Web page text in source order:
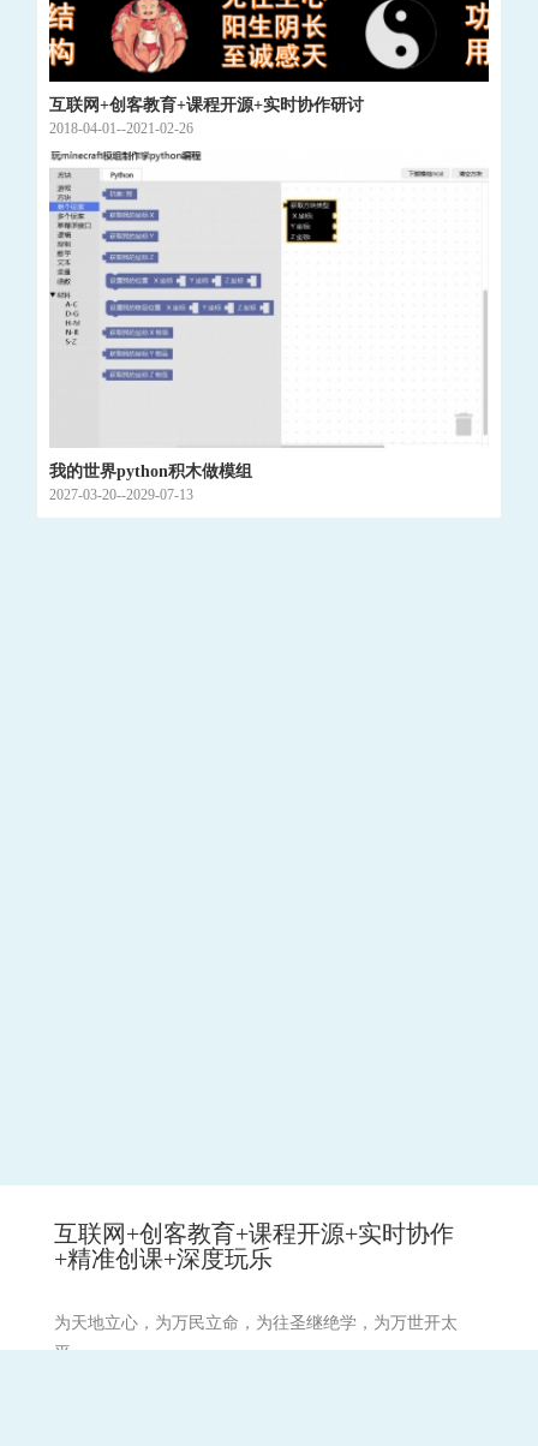
互联网+创客教育+课程开源+实时协作研讨
2018-04-01--2021-02-26
我的世界python积木做模组
2027-03-20--2029-07-13
互联网+创客教育+课程开源+实时协作
+精准创课+深度玩乐
为天地立心，为万民立命，为往圣继绝学，为万世开太
平。